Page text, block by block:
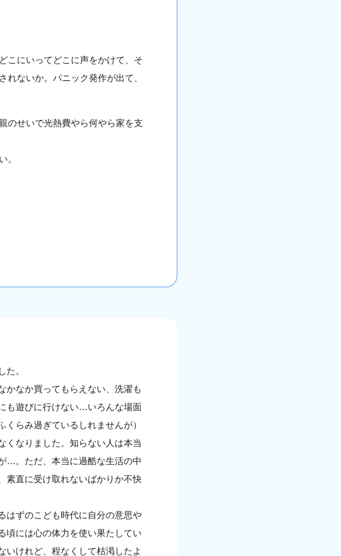
こにいってどこに声をかけて、そ
ないか。パニック発作が出て、
のせいで光熱費やら何やら家を支
。
。
かなか買ってもらえない、洗濯も
も遊びに行けない…いろんな場面
らみ過ぎているしれませんが）
くなりました。知らない人は本当
…。ただ、本当に過酷な生活の中
素直に受け取れないばかりか不快
はずのこども時代に自分の意思や
頃には心の体力を使い果たしてい
けれど、程なくして枯渇したよ